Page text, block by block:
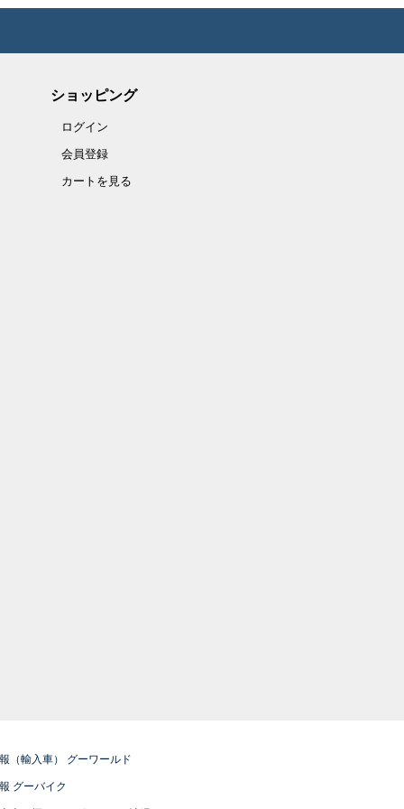
ショッピング
ログイン
会員登録
カートを見る
（輸入車） グーワールド
グーバイク